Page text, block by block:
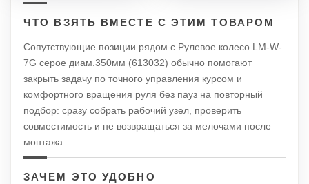
ЧТО ВЗЯТЬ ВМЕСТЕ С ЭТИМ ТОВАРОМ
Сопутствующие позиции рядом с Рулевое колесо LM-W-
7G серое диам.350мм (613032) обычно помогают
закрыть задачу по точного управления курсом и
комфортного вращения руля без пауз на повторный
подбор: сразу собрать рабочий узел, проверить
совместимость и не возвращаться за мелочами после
монтажа.
ЗАЧЕМ ЭТО УДОБНО